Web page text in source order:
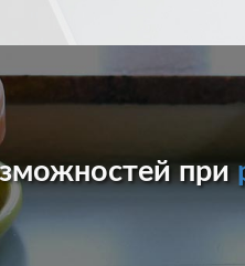
при